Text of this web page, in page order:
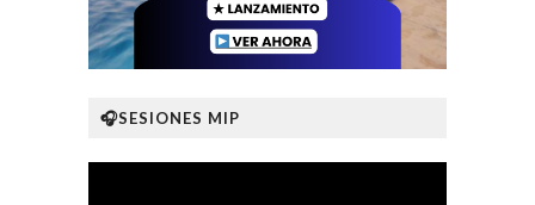
🎧SESIONES MIP